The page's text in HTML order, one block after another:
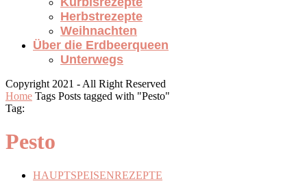
Herbstrezepte
Weihnachten
Über die Erdbeerqueen
Unterwegs
Copyright 2021 - All Right Reserved
Home Tags Posts tagged with "Pesto"
Tag:
Pesto
HAUPTSPEISENREZEPTE